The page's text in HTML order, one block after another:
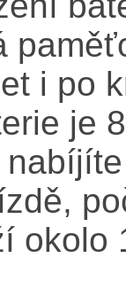
i po
je
okolo